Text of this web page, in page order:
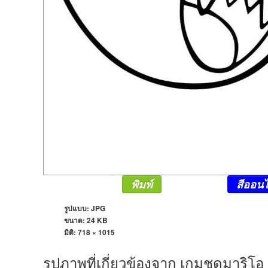
พิมพ์ สีออน
รูปแบบ: JPG
ขนาด: 24 KB
มิติ: 718 × 1015
รูปภาพที่เกี่ยวข้องจาก เกมชุดมาริโอ